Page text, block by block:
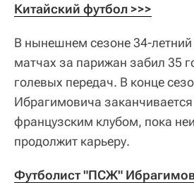
Китайский футбол >>>
В нынешнем сезоне 34-
матчах за парижан забил 35
голевых передач. В конце
Ибрагимовича заканчивается
французским клубом, пока
продолжит карьеру.
Футболист "ПСЖ"